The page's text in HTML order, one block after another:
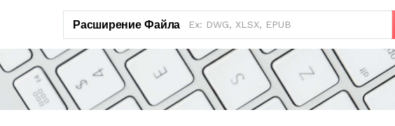
Расширение Файла